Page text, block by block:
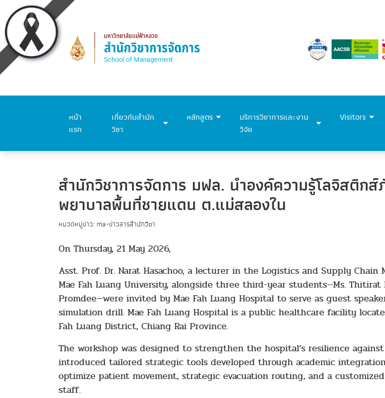
หน้า
แรก
เกี่ยวกับสำนัก
วิชา
หลักสูตร
บริการวิชาการและงาน
วิจัย
Visitors
สำนักวิชาการจัดการ มฟล. นำองค์ความรู้โลจิสติก
พยาบาลพื้นที่ชายแดน ต.แม่สลองใน
หมวดหมู่ข่าว: ma-ข่าวสารสำนักวิชา
On Thursday, 21 May 2026,
Asst. Prof. Dr. Narat Hasachoo, a lecturer in the Logistics and Supply
Mae Fah Luang University, alongside three third-year students—Ms.
Promdee—were invited by Mae Fah Luang Hospital to serve as guest
simulation drill. Mae Fah Luang Hospital is a public healthcare facility
Fah Luang District, Chiang Rai Province.
The workshop was designed to strengthen the hospital’s resilience
introduced tailored strategic tools developed through academic
optimize patient movement, strategic evacuation routing, and a
staff.